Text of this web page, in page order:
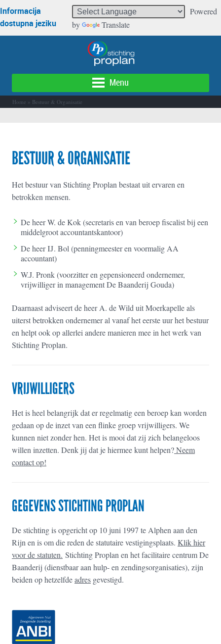
Informacija
dostupna jeziku
Powered
by
Translate
Menu
Home » Bestuur & Organisatie
BESTUUR & ORGANISATIE
Het bestuur van Stichting Proplan bestaat uit ervaren en
betrokken mensen.
De heer W. de Kok (secretaris en van beroep fiscalist bij een
middelgroot accountantskantoor)
De heer IJ. Bol (penningmeester en voormalig AA
accountant)
W.J. Pronk (voorzitter en gepensioneerd ondernemer,
vrijwilliger in management De Baanderij Gouda)
Daarnaast adviseert de heer A. de Wild uit Moerkapelle als
uiterst betrokken ondernemer al vanaf het eerste uur het bestuur
en helpt ook op allerlei andere manieren mee in het werk van
Stichting Proplan.
VRIJWILLIGERS
Het is heel belangrijk dat er regelmatig een beroep kan worden
gedaan op de inzet van een flinke groep vrijwilligers. We
kunnen niet zonder hen. Het is mooi dat zij zich belangeloos
willen inzetten. Denk jij dat je hiermee kunt helpen?Neem
contact op!
GEGEVENS STICHTING PROPLAN
De stichting is opgericht op 10 juni 1997 te Alphen aan den
Rijn en is om die reden de statutaire vestigingsplaats. Klik hier
voor de statuten. Stichting Proplan en het facilitaire centrum De
Baanderij (dienstbaar aan hulp- en zendingsorganisaties), zijn
beiden op hetzelfdeadres gevestigd.